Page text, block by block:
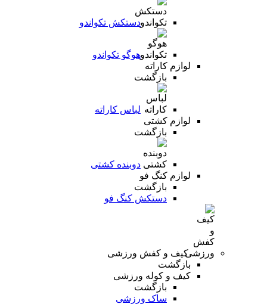
دستکش تکواندو
هوگو تکواندو
لوازم کاراته
بازگشت
لباس کاراته
لوازم کشتی
بازگشت
دوبنده کشتی
لوازم کنگ فو
بازگشت
دستکش کنگ فو
کیف و کفش ورزشی
بازگشت
کیف و کوله ورزشی
بازگشت
ساک ورزشی